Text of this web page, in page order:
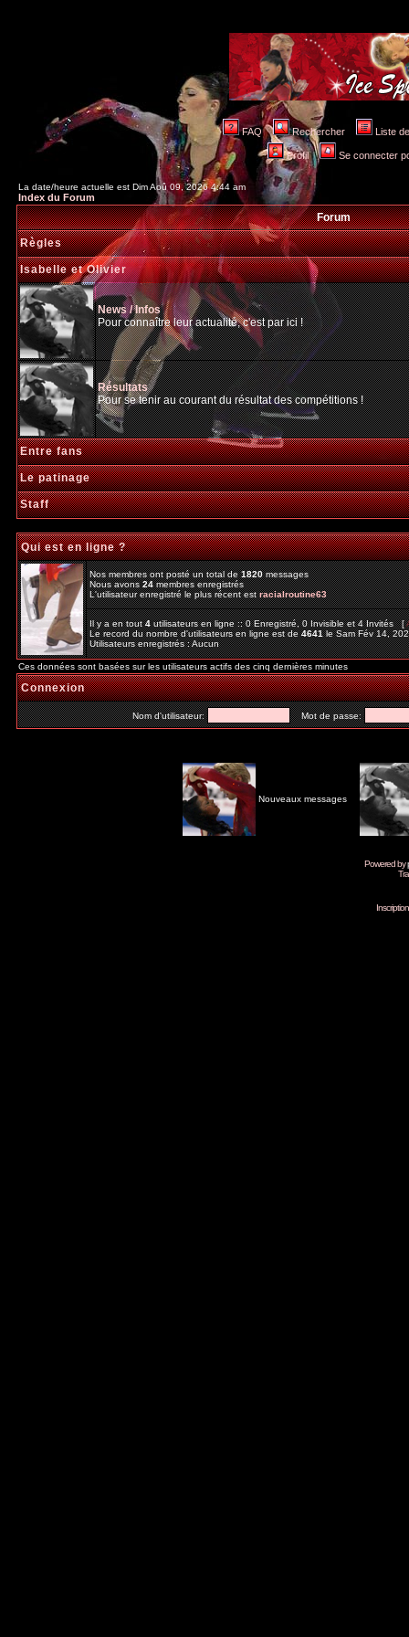
FAQ Rechercher Liste
Profil Se connecter
La date/heure actuelle est Dim Aoû 09, 2026 4:44 am
Index du Forum
Forum
Règles
Isabelle et Olivier
News / Infos
Pour connaître leur actualité, c'est par ici !
Résultats
Pour se tenir au courant du résultat des compétitions !
Entre fans
Le patinage
Staff
Qui est en ligne ?
Nos membres ont posté un total de1820messages
Nous avons24membres enregistrés
L'utilisateur enregistré le plus récent estracialroutine63
Il y a en tout4utilisateurs en ligne :: 0 Enregistré, 0 Invisible et 4 Invités [
Le record du nombre d'utilisateurs en ligne est de4641le Sam Fév 14,
Utilisateurs enregistrés : Aucun
Ces données sont basées sur les utilisateurs actifs des cinq dernières minutes
Connexion
Nom d'utilisateur: Mot de passe:
Nouveaux messages
Powered by